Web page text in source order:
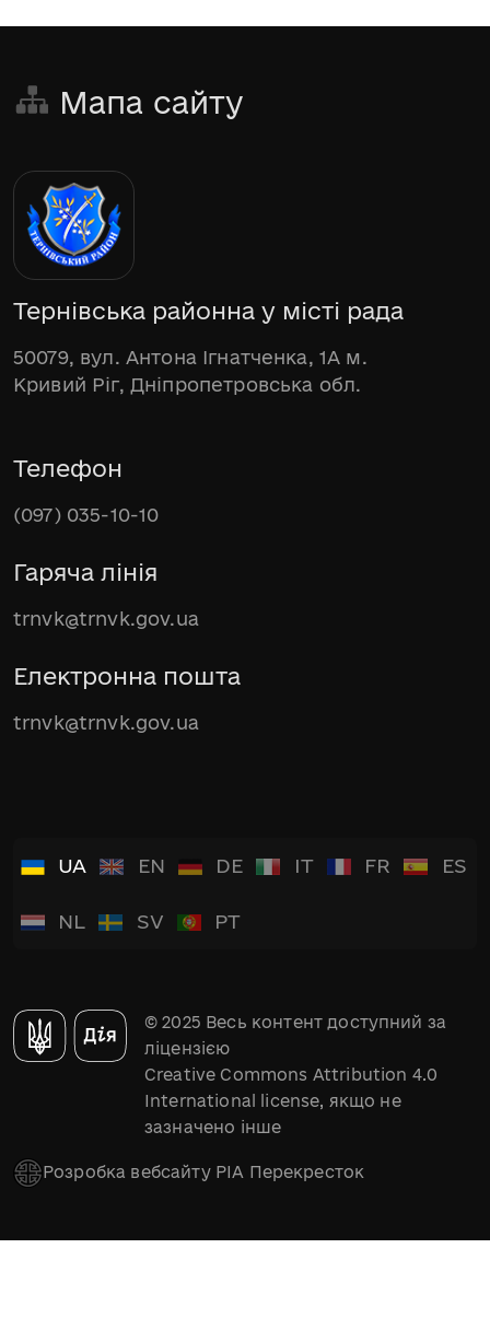
Мапа сайту
Тернівська районна у місті рада
50079, вул. Антона Ігнатченка, 1А м.
Кривий Ріг, Дніпропетровська обл.
Телефон
(097) 035-10-10
Гаряча лінія
trnvk@trnvk.gov.ua
Електронна пошта
trnvk@trnvk.gov.ua
UA EN DE IT FR ES
NL SV PT
© 2025 Весь контент доступний за
ліцензією
Creative Commons Attribution 4.0
International license, якщо не
зазначено інше
Розробка вебсайту РІА Перекресток